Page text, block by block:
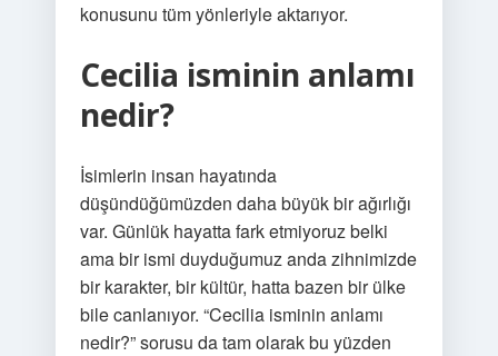
konusunu tüm yönleriyle aktarıyor.
Cecilia isminin anlamı
nedir?
İsimlerin insan hayatında
düşündüğümüzden daha büyük bir ağırlığı
var. Günlük hayatta fark etmiyoruz belki
ama bir ismi duyduğumuz anda zihnimizde
bir karakter, bir kültür, hatta bazen bir ülke
bile canlanıyor. “Cecilia isminin anlamı
nedir?” sorusu da tam olarak bu yüzden